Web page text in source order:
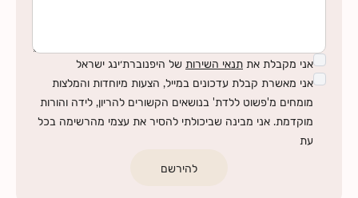
אני מקבלת את תנאי השירות של היפנוברת׳ינג ישראל
אני מאשרת קבלת עדכונים במייל, הצעות מיוחדות והמלצות
מומחים מ'פשוט ללדת' בנושאים הקשורים להריון, לידה והורות
מוקדמת. אני מבינה שביכולתי להסיר את עצמי מהרשימה בכל
עת
להירשם